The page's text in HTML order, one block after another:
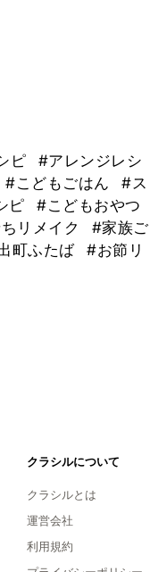
ピ
#アレンジレシ
#こどもごはん
#ス
ピ
#こどもおやつ
リメイク
#家族ご
町ふたば
#お節リ
クラシルについて
クラシルとは
運営会社
利用規約